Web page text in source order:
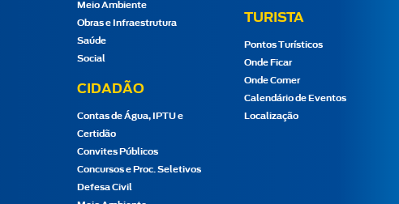
Meio Ambiente
Obras e Infraestrutura
Saúde
Social
CIDADÃO
Contas de Água, IPTU e
Certidão
Convites Públicos
Concursos e Proc. Seletivos
Defesa Civil
TURISTA
Pontos Turísticos
Onde Ficar
Onde Comer
Calendário de Eventos
Localização